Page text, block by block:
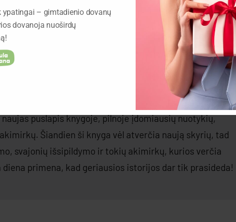
atnešė naują pradžią, naują išmintį, naują jėgą.
ne tik sau, bet ir visiems, kurie tave supa. Linkiu,
neužgestų, o širdis visada išliktų tokia pat ryški, kaip
gimtadienis, kai metai šoka valsą, o patirtys ploja
puslapis knygoje, pilnoje įdomiausių nuotykių,
Šiandien ši knyga vėl atverčia naują skyrių, tad
svajonių išsipildymo ir tokių akimirkų, kurios verčia
primena, kad geriausios istorijos dar tik prasideda!
ypatingai – gimtadienio dovanų
dovanoja nuoširdų